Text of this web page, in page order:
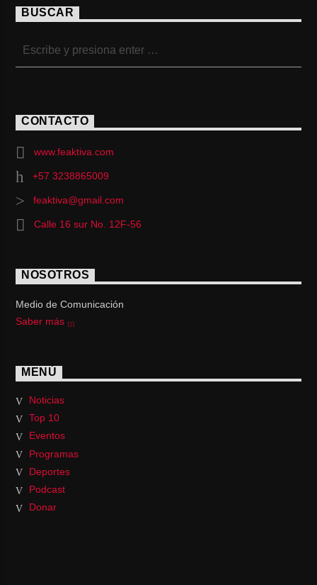
BUSCAR
CONTACTO
www.feaktiva.com
+57 3238865009
feaktiva@gmail.com
Calle 16 sur No. 12F-56
NOSOTROS
Medio de Comunicación
Saber más
MENÚ
Noticias
Top 10
Eventos
Programas
Deportes
Podcast
Donar